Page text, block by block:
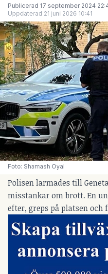
Publicerad 17 september 2024
Uppdaterad 21 juni 2026 10:41
Foto: Shamash Oyal
Polisen larmades till
misstankar om brott. En
efter, greps på platsen